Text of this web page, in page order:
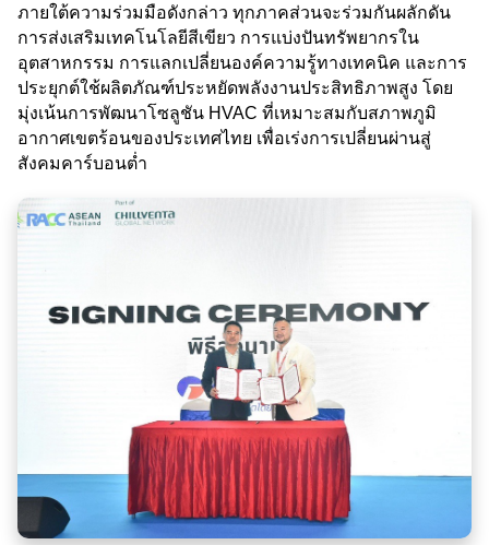
ภายใต้ความร่วมมือดังกล่าว ทุกภาคส่วนจะร่วมกันผลักดัน
การส่งเสริมเทคโนโลยีสีเขียว การแบ่งปันทรัพยากรใน
อุตสาหกรรม การแลกเปลี่ยนองค์ความรู้ทางเทคนิค และการ
ประยุกต์ใช้ผลิตภัณฑ์ประหยัดพลังงานประสิทธิภาพสูง โดย
มุ่งเน้นการพัฒนาโซลูชัน HVAC ที่เหมาะสมกับสภาพภูมิ
อากาศเขตร้อนของประเทศไทย เพื่อเร่งการเปลี่ยนผ่านสู่
สังคมคาร์บอนต่ำ